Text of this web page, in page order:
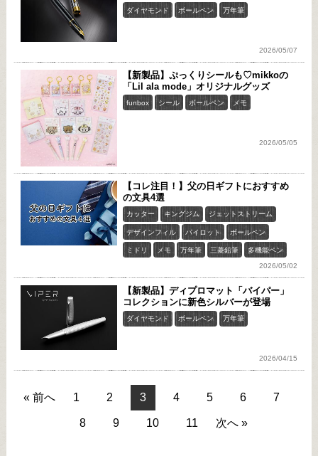
ダイヤモンド ボールペン 万年筆
2026/05/07
【新製品】ぷっくりシールも♡mikkoの
「Lil ala mode」オリジナルグッズ
funbox シール ボールペン メモ
2026/05/05
【コレ注目！】父の日ギフトにおすすめ
の文具4選
カッター キングジム ジェットストリーム
デザインフィル パイロット ボールペン
ミドリ メモ 万年筆 三菱鉛筆 多機能ペン
2026/05/02
【新製品】ディプロマット「バイパー」
コレクションに新色シルバーが登場
ダイヤモンド ボールペン 万年筆
2026/04/15
« 前へ 1 2 3 4 5 6 7
8 9 10 11 次へ »